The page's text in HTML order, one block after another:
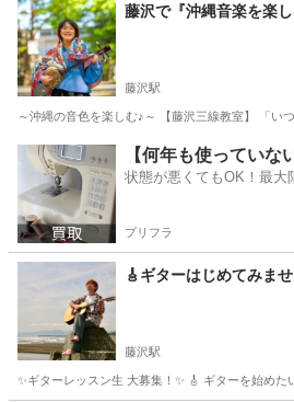
藤沢で『沖縄音楽を楽
藤沢駅
～沖縄の音色を楽しむ♪～ 【藤沢三線教室】 「い
神奈川 藤沢市 藤沢駅 その他 三
【何年も使っていな
状態が悪くてもOK！最大
プリフラ
🎸ギターはじめてみま
藤沢駅
✨ギターレッスン生 大募集！✨ 🎸 ギターを始め